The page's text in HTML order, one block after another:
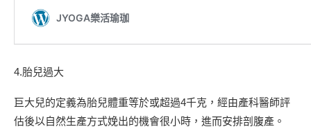
4.胎兒過大
巨大兒的定義為胎兒體重等於或超過4千克，經由產科醫師評
估後以自然生產方式娩出的機會很小時，進而安排剖腹產。